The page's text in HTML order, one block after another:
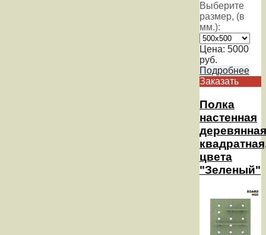
Выберите
размер, (в
мм.):
Цена: 5000
руб.
Подробнее
Заказать
Полка
настенная
деревянная
цвета
"Зеленый"